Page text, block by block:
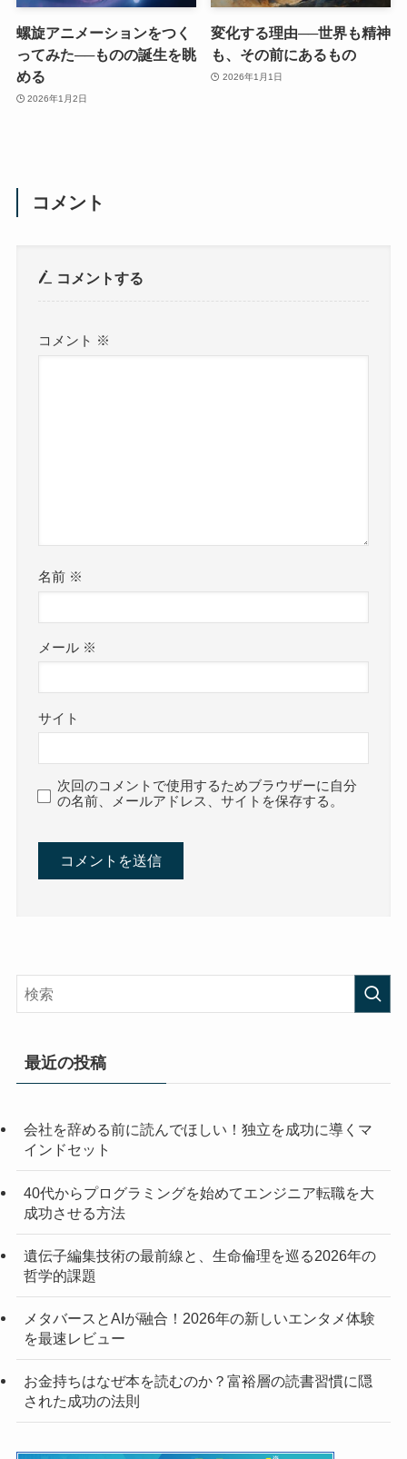
螺旋アニメーションをつく
ってみた──ものの誕生を眺
める
2026年1月2日
変化する理由──世界も精神
も、その前にあるもの
2026年1月1日
コメント
コメントする
コメント ※
名前 ※
メール ※
サイト
次回のコメントで使用するためブラウザーに自分
の名前、メールアドレス、サイトを保存する。
最近の投稿
会社を辞める前に読んでほしい！独立を成功に導くマ
インドセット
40代からプログラミングを始めてエンジニア転職を大
成功させる方法
遺伝子編集技術の最前線と、生命倫理を巡る2026年の
哲学的課題
メタバースとAIが融合！2026年の新しいエンタメ体験
を最速レビュー
お金持ちはなぜ本を読むのか？富裕層の読書習慣に隠
された成功の法則